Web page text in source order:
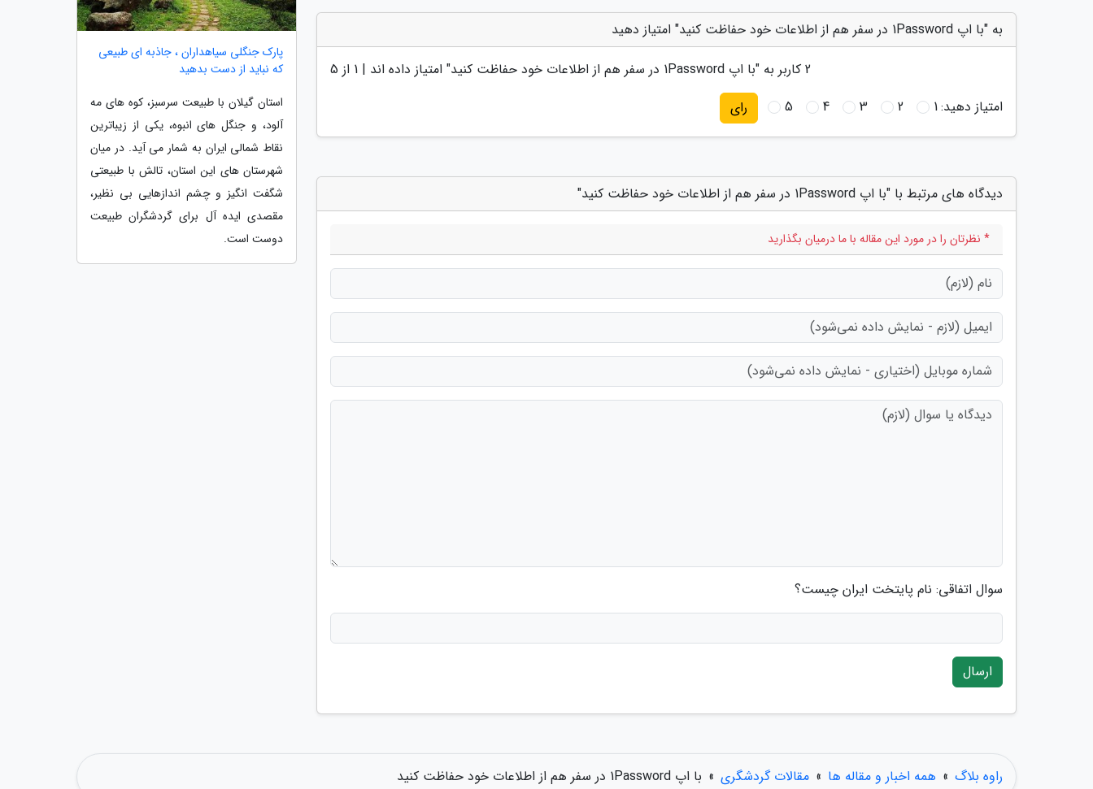
به "با اپ 1Password در سفر هم از اطلاعات خود حفاظت کنید" امتیاز دهید
2 کاربر به "با اپ 1Password در سفر هم از اطلاعات خود حفاظت کنید " امتیاز داده اند | 1 از 5
امتیاز دهید:1
2
3
4
5 رای
دیدگاه های مرتبط با "با اپ 1Password در سفر هم از اطلاعات خود حفاظت کنید"
* نظرتان را در مورد این مقاله با ما درمیان بگذارید
سوال اتفاقی: نام پایتخت ایران چیست؟
ارسال
پارک جنگلی سیاهداران ، جاذبه ای طبیعی
که نباید از دست بدهید
استان گیلان با طبیعت سرسبز، کوه های مه
آلود، و جنگل های انبوه، یکی از زیباترین
نقاط شمالی ایران به شمار می آید. در میان
شهرستان های این استان، تالش با طبیعتی
شگفت انگیز و چشم اندازهایی بی نظیر،
مقصدی ایده آل برای گردشگران طبیعت
دوست است.
راوه بلاگ » همه اخبار و مقاله ها » مقالات گردشگری » با اپ 1Password در سفر هم از اطلاعات خود حفاظت کنید